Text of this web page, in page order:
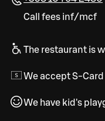
Call fees inf/mcf
The restaurant is
We accept S-Card
We have kid's